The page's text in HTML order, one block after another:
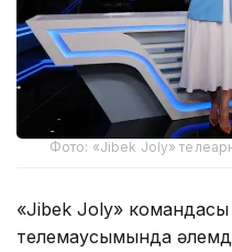
Фото: «Jibek Joly»
«Jibek Joly» командасы
телемаусымында